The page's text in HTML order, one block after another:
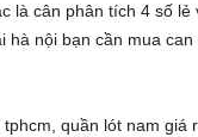
làcân phân tích 4 số lẻ
hà nội bạn cần muacan
tphcm,quần lót nam giá